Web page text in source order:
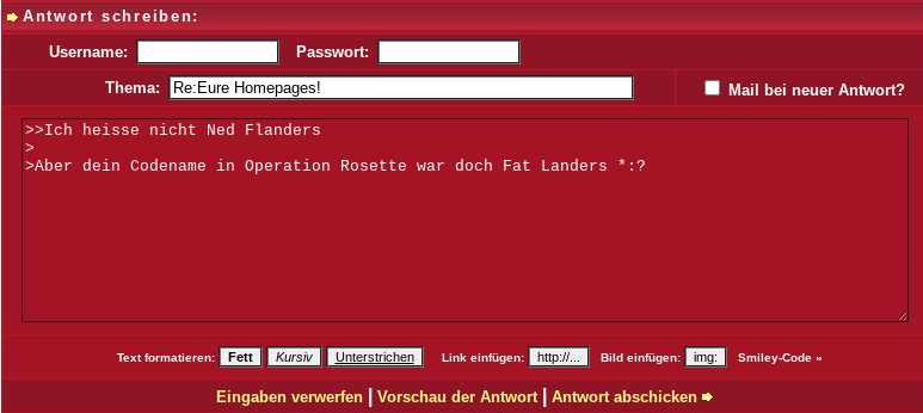
Antwort schreiben:
Username:
Passwort:
Thema:
Mail bei neuer Antwort?
Text formatieren: Link einfügen: Bild einfügen: Smiley-Code »
Eingaben verwerfen| Vorschau der Antwort Antwort abschicken